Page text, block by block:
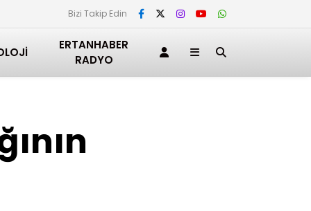
Bizi Takip Edin
ERTANHABER
RADYO